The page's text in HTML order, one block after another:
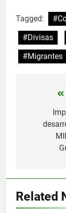
Tagged:
#Divisas
#Migrantes
Related